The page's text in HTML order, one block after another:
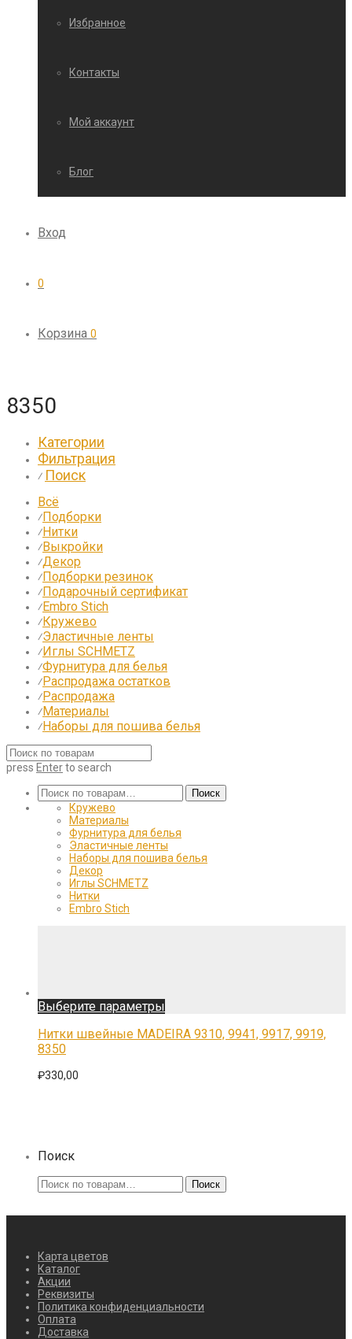
Избранное
Контакты
Мой аккаунт
Блог
Вход
0
Корзина 0
8350
Категории
Фильтрация
⁄ Поиск
Всё
⁄Подборки
⁄Нитки
⁄Выкройки
⁄Декор
⁄Подборки резинок
⁄Подарочный сертификат
⁄Embro Stich
⁄Кружево
⁄Эластичные ленты
⁄Иглы SCHMETZ
⁄Фурнитура для белья
⁄Распродажа остатков
⁄Распродажа
⁄Материалы
⁄Наборы для пошива белья
press Enterto search
Искать:
Поиск
Кружево
Материалы
Фурнитура для белья
Эластичные ленты
Наборы для пошива белья
Декор
Иглы SCHMETZ
Нитки
Embro Stich
Выберите параметры
товар
имеет
несколько
Нитки швейные MADEIRA 9310, 9941, 9917, 9919,
8350
₽330,00
Поиск
Искать: Поиск
Карта цветов
Каталог
Акции
Реквизиты
Политика конфиденциальности
Оплата
Доставка